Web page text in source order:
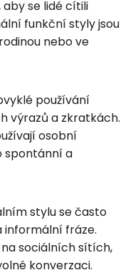
se lidé cítili
funkční styly jsou
nebo ve
používání
výrazů a zkratkách.
osobní
spontánní a
stylu se často
informální fráze.
sociálních sítích,
konverzaci.